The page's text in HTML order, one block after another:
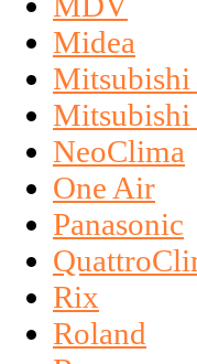
Midea
Mitsubishi
NeoClima
One Air
Panasonic
Rix
Roland